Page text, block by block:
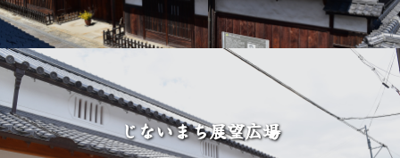
じないまち展望広場